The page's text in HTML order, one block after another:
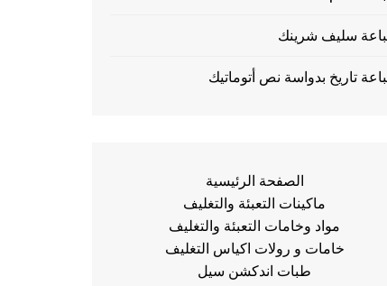
سليف شرينك
تاريخ بدواسة نص أتوماتيك
الصفحة الرئيسية
ماكينات التعبئة والتغليف
مواد وخامات التعبئة والتغليف
خامات و رولات اكياس التغليف
طبات اندكشن سيل